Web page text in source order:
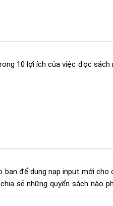
10 lợi ích của việc đọc sách
để dung nạp input mới cho
sẻ những quyển sách nào